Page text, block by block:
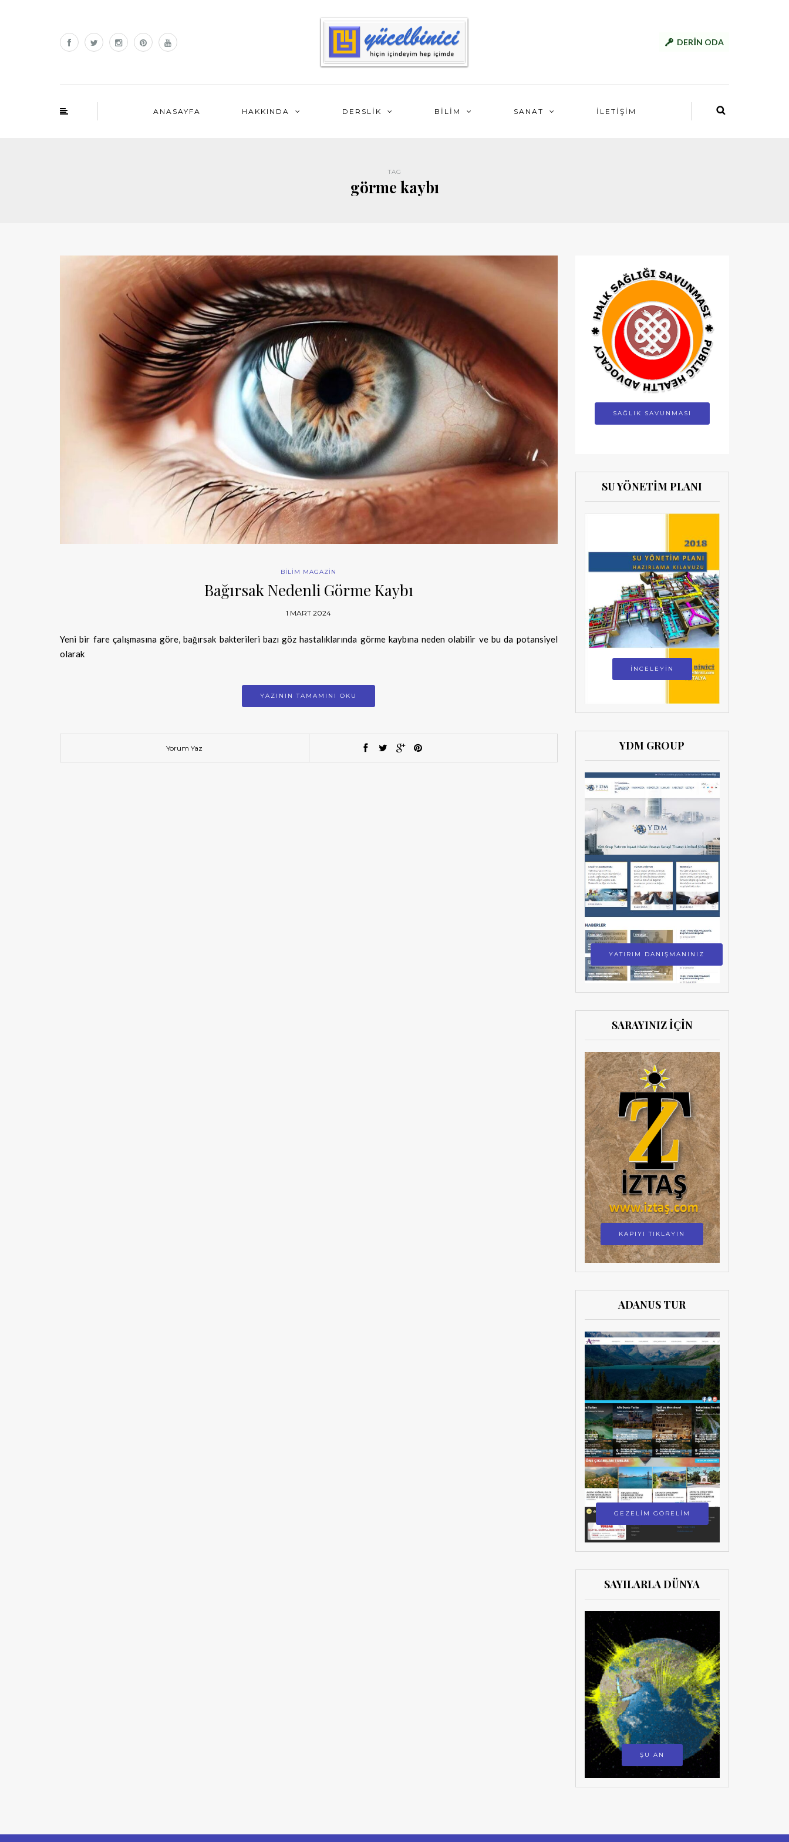
DERİN ODA
ANASAYFA HAKKINDA DERSLİK BİLİM SANAT İLETİŞİM
TAG
görme kaybı
BİLİM MAGAZİN
Bağırsak Nedenli Görme Kaybı
1 MART 2024
Yeni bir fare çalışmasına göre, bağırsak bakterileri bazı göz hastalıklarında görme kaybına neden olabilir ve bu da potansiyel
olarak
YAZININ TAMAMINI OKU
Yorum Yaz
SAĞLIK SAVUNMASI
SU YÖNETİM PLANI
İNCELEYİN
YDM GROUP
YATIRIM DANIŞMANINIZ
SARAYINIZ İÇİN
KAPIYI TIKLAYIN
ADANUS TUR
GEZELİM GÖRELİM
SAYILARLA DÜNYA
ŞU AN